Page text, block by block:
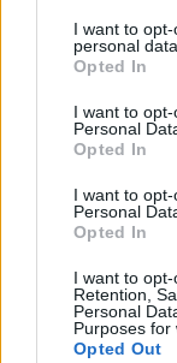
recopilación y
Privacidad.
terceros por
exclusión y
después de que
posible que
basados en la
en información
Puede optar por
su información
participantes
I want to
personal data.
Opted In
I want to
Personal
Opted In
I want to
Personal
Opted In
I want to opt-
Retention,
Personal
Purposes for
Opted Out